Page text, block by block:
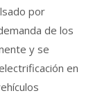
por
de los
y se
en